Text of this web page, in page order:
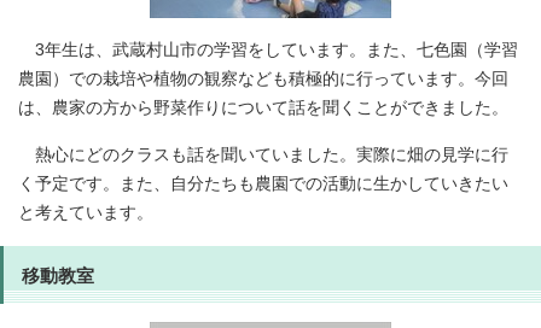
3年生は、武蔵村山市の学習をしています。また、七色園（学習
農園）での栽培や植物の観察なども積極的に行っています。今回
は、農家の方から野菜作りについて話を聞くことができました。
熱心にどのクラスも話を聞いていました。実際に畑の見学に行
く予定です。また、自分たちも農園での活動に生かしていきたい
と考えています。
移動教室